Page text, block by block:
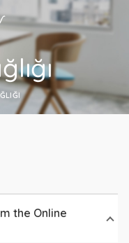
the Online